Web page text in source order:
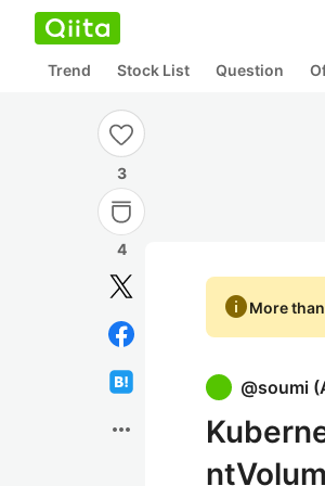
Trend Stock List Question
3
4
more_horiz
infoMore
@soumi (